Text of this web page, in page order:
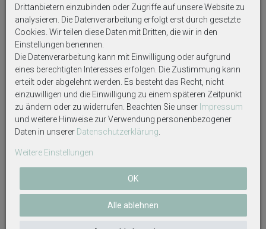
Manchmal kann ein Artikel ohne Personalisierung nicht
versendet werden, dann müssen wir leider nach 12
Stunden ohne Angabe stornieren.
Personalisierte Artikel sind vom Umtausch
ausgeschlossen!
Auf Produktbildern abgebildetes Zubehör sowie
Dekoartikel gehören nicht zum Lieferumfang, sofern
diese nicht ausdrücklich eingeschlossen werden.
Weitere interessante Artikel
Drittanbietern einzubinden oder Zugriffe auf unsere Website zu
analysieren. Die Datenverarbeitung erfolgt erst durch gesetzte
Cookies. Wir teilen diese Daten mit Dritten, die wir in den
Einstellungen benennen.
Die Datenverarbeitung kann mit Einwilligung oder aufgrund
eines berechtigten Interesses erfolgen. Die Zustimmung kann
erteilt oder abgelehnt werden. Es besteht das Recht, nicht
einzuwilligen und die Einwilligung zu einem späteren Zeitpunkt
zu ändern oder zu widerrufen. Beachten Sie unser Impressum
und weitere Hinweise zur Verwendung personenbezogener
Daten in unserer Daten­schutz­erklärung
Weitere Einstellungen
OK
Alle ablehnen